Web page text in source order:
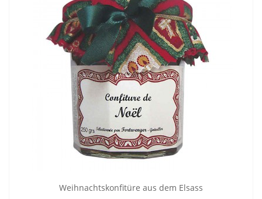
Weihnachtskonfitüre aus dem Elsass